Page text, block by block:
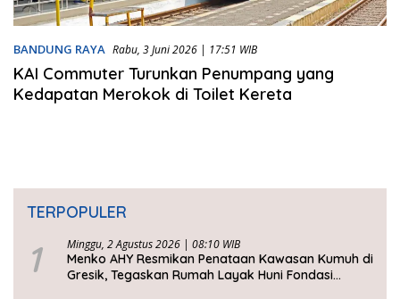
BANDUNG RAYA Rabu, 3 Juni 2026 | 17:51 WIB
KAI Commuter Turunkan Penumpang yang
Kedapatan Merokok di Toilet Kereta
TERPOPULER
1 Minggu, 2 Agustus 2026 | 08:10 WIB
Menko AHY Resmikan Penataan Kawasan Kumuh di
Gresik, Tegaskan Rumah Layak Huni Fondasi